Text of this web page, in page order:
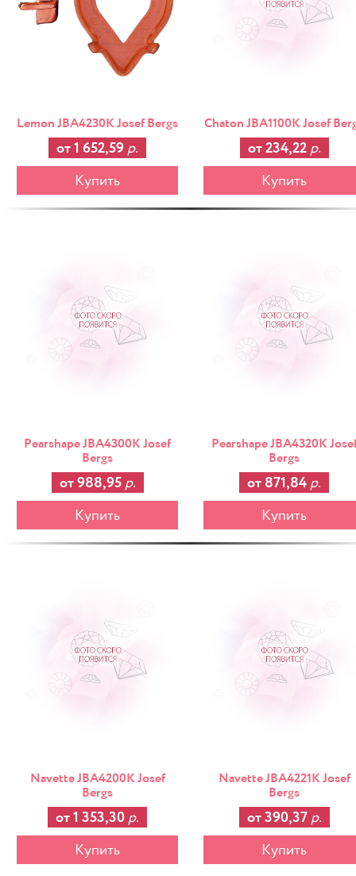
Lemon JBA4230K Josef Bergs
от 1 652,59 р.
Купить
Chaton JBA1100K Josef
от 234,22 р.
Купить
Pearshape JBA4300K Josef
Bergs
от 988,95 р.
Купить
Pearshape JBA4320K
Bergs
от 871,84 р.
Купить
Navette JBA4200K Josef
Bergs
от 1 353,30 р.
Купить
Navette JBA4221K Josef
Bergs
от 390,37 р.
Купить